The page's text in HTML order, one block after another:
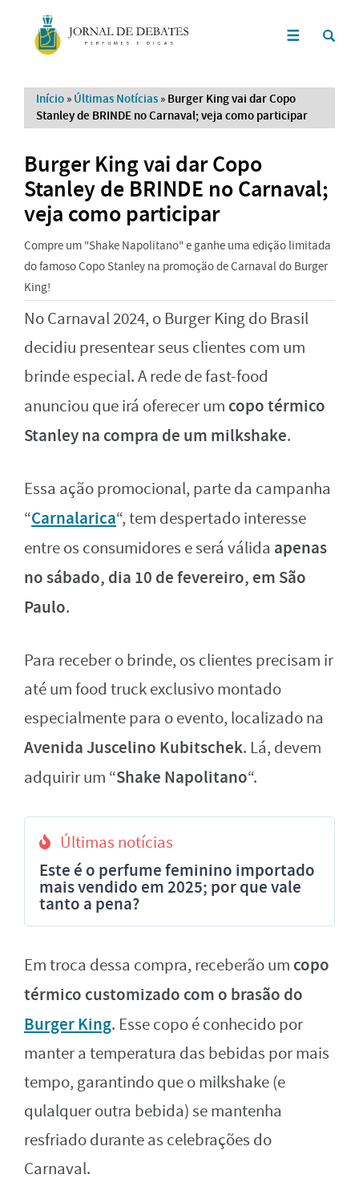
Início » Últimas Notícias » Burger King vai dar Copo
Stanley de BRINDE no Carnaval; veja como participar
Burger King vai dar Copo
Stanley de BRINDE no Carnaval;
veja como participar
Compre um "Shake Napolitano" e ganhe uma edição limitada
do famoso Copo Stanley na promoção de Carnaval do Burger
King!
No Carnaval 2024, o Burger King do Brasil
decidiu presentear seus clientes com um
brinde especial. A rede de fast-food
anunciou que irá oferecer um copo térmico
Stanley na compra de um milkshake.
Essa ação promocional, parte da campanha
“Carnalarica“, tem despertado interesse
entre os consumidores e será válida apenas
no sábado, dia 10 de fevereiro, em São
Paulo.
Para receber o brinde, os clientes precisam ir
até um food truck exclusivo montado
especialmente para o evento, localizado na
Avenida Juscelino Kubitschek. Lá, devem
adquirir um “Shake Napolitano“.
Últimas notícias
Este é o perfume feminino importado
mais vendido em 2025; por que vale
tanto a pena?
Em troca dessa compra, receberão um copo
térmico customizado com o brasão do
Burger King. Esse copo é conhecido por
manter a temperatura das bebidas por mais
tempo, garantindo que o milkshake (e
qulalquer outra bebida) se mantenha
resfriado durante as celebrações do
Carnaval.